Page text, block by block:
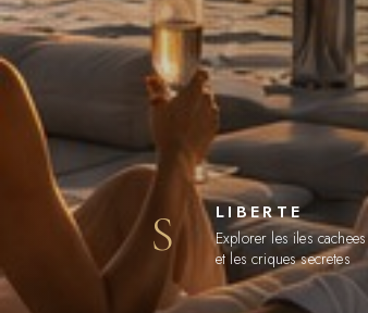
S LIBERTE
Explorer les iles cachees
et les criques secretes